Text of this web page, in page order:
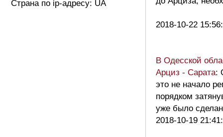
Страна по ip-адресу: UA
2018-10-22
В Одесской
Арциз - Сарата:
это не начало
порядком
уже было
2018-10-19